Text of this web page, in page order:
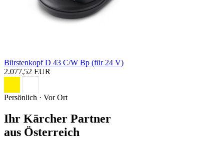
Bürstenkopf D 43 C/W Bp (für 24 V)
2.077,52 EUR
Persönlich · Vor Ort
Ihr Kärcher Partner
aus Österreich